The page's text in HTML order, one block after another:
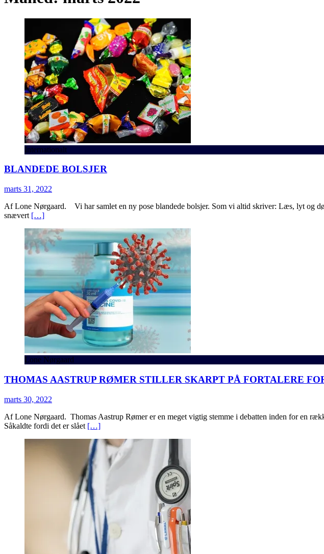
Internationalt
BLANDEDE BOLSJER
marts 31, 2022
Af Lone Nørgaard. Vi har samlet en ny pose blandede bolsjer. Som vi altid skriver: Læs, lyt og
snævert […]
Lone Nørgaard
THOMAS AASTRUP RØMER STILLER SKARPT PÅ FORTALERE
marts 30, 2022
Af Lone Nørgaard. Thomas Aastrup Rømer er en meget vigtig stemme i debatten inden for en
Såkaldte fordi det er slået […]